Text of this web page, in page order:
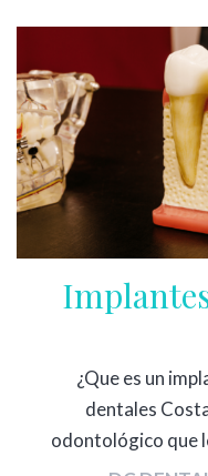
¿Que es un
dentales
odontológico que